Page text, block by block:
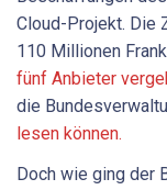
Cloud-Projekt. Die
110 Millionen
fünf Anbieter
die
lesen können.
Doch wie ging der